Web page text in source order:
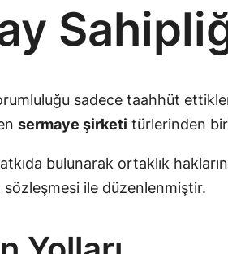
sadece taahhüt
sermaye şirketi türlerinden
bulunarak ortaklık
ile düzenlenmiştir.